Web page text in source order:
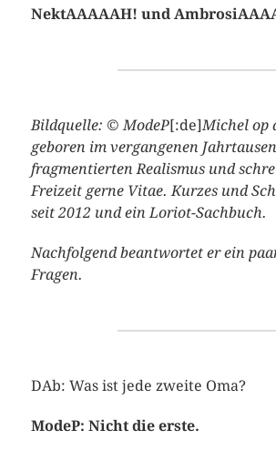
NektAAAAAH! und
Bildquelle: © ModeP[:de]Michel op
geboren im vergangenen
fragmentierten Realismus und
Freizeit gerne Vitae. Kurzes und
seit 2012 und ein Loriot-Sachbuch.
Nachfolgend beantwortet er ein
Fragen.
DAb: Was ist jede zweite Oma?
ModeP: Nicht die erste.